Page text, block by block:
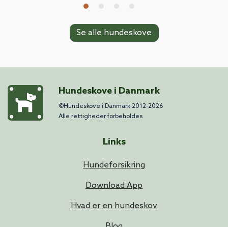
Se alle hundeskove
Hundeskove i Danmark
©Hundeskove i Danmark 2012-2026
Alle rettigheder forbeholdes
Links
Hundeforsikring
Download App
Hvad er en hundeskov